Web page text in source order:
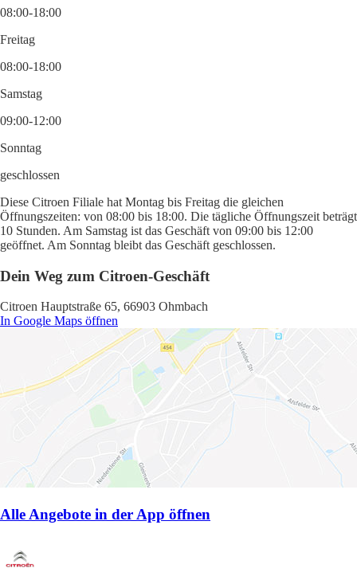
08:00-18:00
Freitag
08:00-18:00
Samstag
09:00-12:00
Sonntag
geschlossen
Diese Citroen Filiale hat Montag bis Freitag die gleichen
Öffnungszeiten: von 08:00 bis 18:00. Die tägliche Öffnungszeit beträgt
10 Stunden. Am Samstag ist das Geschäft von 09:00 bis 12:00
geöffnet. Am Sonntag bleibt das Geschäft geschlossen.
Dein Weg zum Citroen-Geschäft
Citroen Hauptstraße 65, 66903 Ohmbach
In Google Maps öffnen
Alle Angebote in der App öffnen